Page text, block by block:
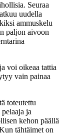
Seuraa
uudella
ammuskelu
paljon aivoon
voi oikeaa tattia
vain painaa
toteutettu
ja
kehon päällä
tähtäimet on